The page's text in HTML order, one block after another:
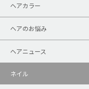
ヘアカラー
ヘアのお悩み
ヘアニュース
ネイル